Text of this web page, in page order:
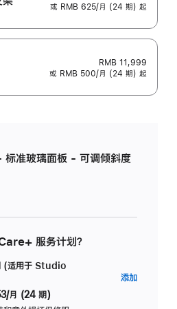
或 RMB 625/月 (24 期) 起
RMB 11,999
或 RMB 500/月 (24 期) 起
准玻璃面板 - 可调倾斜度
服务计划？
(适用于 Studio
月 (24 期)
添加